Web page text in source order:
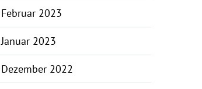
Februar 2023
Januar 2023
Dezember 2022